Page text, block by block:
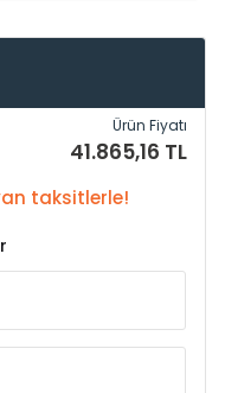
Ürün Fiyatı
41.865,16 TL
taksitlerle!